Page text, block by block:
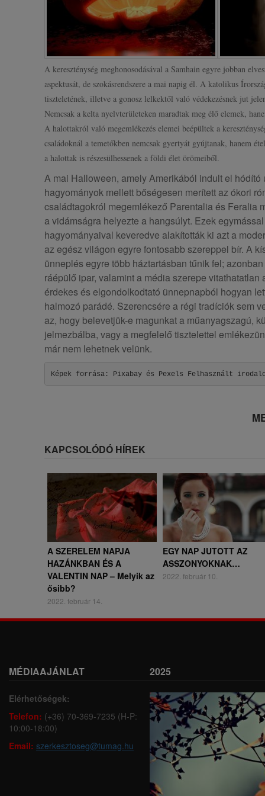
A kereszténység meghonosodásával a Samhain egyre jobban
aspektusát, de szokásrendszere a mai napig él. A katolikus
tiszteletének, illetve a gonosz lelkektől való védekezésnek jut
Nemcsak a kelta nyelvterületeken maradtak meg élő elemek,
A halottakról való megemlékezés elemei beépültek a
családoknál a temetőkben nemcsak gyertyát gyújtanak, hanem
a halottak is részesülhessenek a földi élet örömeiből.
A mai Halloween, amely Amerikából indult el hódító
hagyományok mellett bőségesen merített az ókori
családtagokról megemlékező Parentalia és Feralia
a vidámságra helyezte a hangsúlyt. Ezek
hagyományaival keveredve alakították ki azt a
az egész világon egyre fontosabb szereppel bír. A
ünneplés egyre több háztartásban tűnik fel;
ráépülő ipar, valamint a média szerepe vitathatatlan
érdekes és elgondolkodtató ünnepnapból hogyan
halmozó parádé. Szerencsére a régi tradíciók sem
az, hogy belevetjük-e magunkat a műanyagszagú,
jelmezbálba, vagy a megfelelő tisztelettel
már nem lehetnek velünk.
Képek forrása: Pixabay és Pexels Felhasznált
KAPCSOLÓDÓ HÍREK
A SZERELEM NAPJA
HAZÁNKBAN ÉS A
VALENTIN NAP – Melyik az
ősibb?
2022. február 14.
EGY NAP JUTOTT AZ
ASSZONYOKNAK…
2022. február 10.
MÉDIAAJÁNLAT
Elérhetőségek:
Telefon: (+36) 70-369-7235 (H-P:
10:00-18:00)
Email: szerkesztoseg@tumag.hu
2025